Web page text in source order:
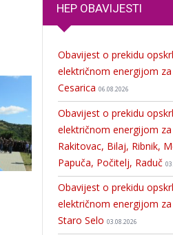
HEP OBAVIJESTI
Obavijest o prekidu
električnom energijom
Cesarica 06.08.2026
Obavijest o prekidu
električnom energijom
Rakitovac, Bilaj, Ribnik,
Papuča, Počitelj, Raduč
Obavijest o prekidu
električnom energijom
Staro Selo 03.08.2026